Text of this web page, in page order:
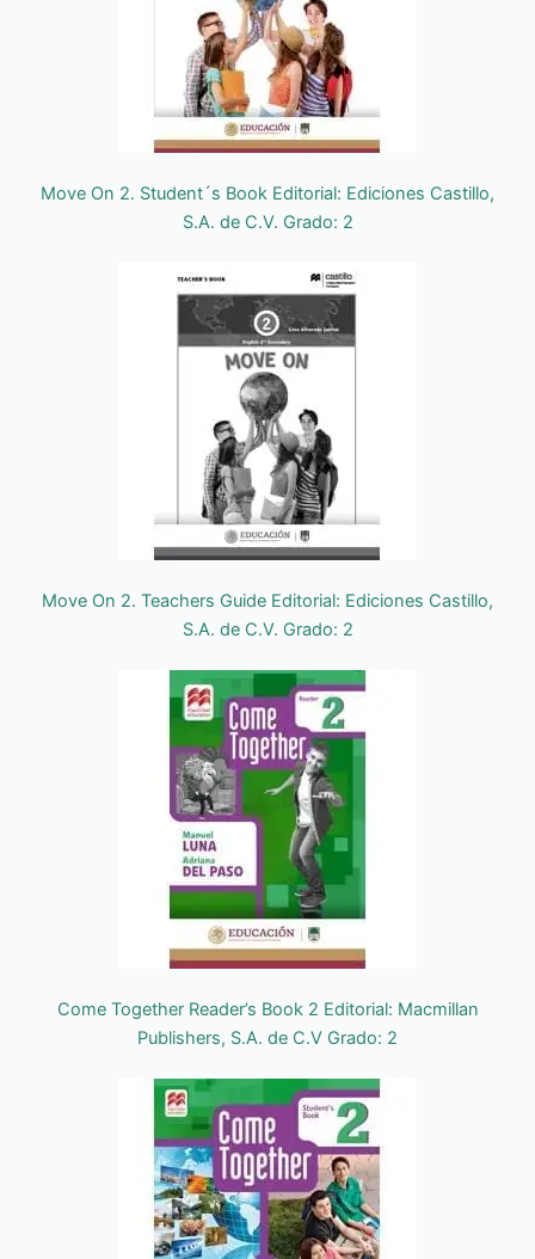
Move On 2. Student´s Book Editorial: Ediciones Castillo,
S.A. de C.V. Grado: 2
Move On 2. Teachers Guide Editorial: Ediciones Castillo,
S.A. de C.V. Grado: 2
Come Together Reader’s Book 2 Editorial: Macmillan
Publishers, S.A. de C.V Grado: 2